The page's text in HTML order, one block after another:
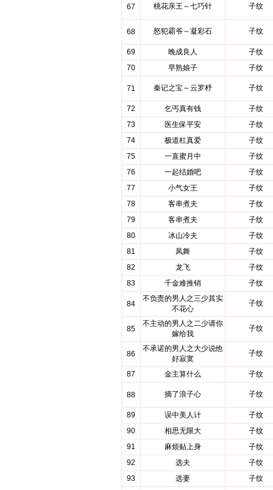
67 桃花亲王～七巧针 子纹
68 怒犯霸爷～凝彩石 子纹
69 晚成良人
子纹
70
早熟娘子 子纹
71 秦记之宝～云罗杼 子纹
72 乞丐真有钱
子纹
73
医生保平安
子纹
74
极道杠真爱
子纹
75
一直蜜月中
子纹
76
一起结婚吧
子纹
77
小气女王
子纹
78
客串煮夫
子纹
79
客串煮夫
子纹
80
冰山冷夫
子纹
81
凤舞
子纹
82
龙飞
子纹
83
千金难推销 子纹
84
不负责的男人之三少其实
不花心
子纹
85
不主动的男人之二少请你
嫁给我
子纹
86
不承诺的男人之大少说他
好寂寞
子纹
87 金主算什么 子纹
88 摘了浪子心 子纹
89 误中美人计
子纹
90
相思无限大
子纹
91
麻烦贴上身
子纹
92
选夫
子纹
93
选妻 子纹